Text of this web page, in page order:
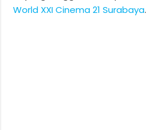
World XXI Cinema 21 Surabaya.